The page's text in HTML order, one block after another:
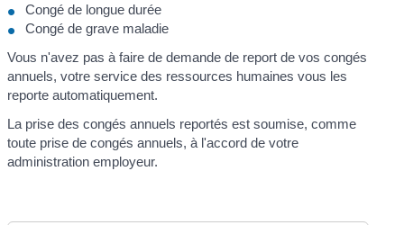
Congé de longue durée
Congé de grave maladie
Vous n'avez pas à faire de demande de report de vos congés
annuels, votre service des ressources humaines vous les
reporte automatiquement.
La prise des congés annuels reportés est soumise, comme
toute prise de congés annuels, à l'accord de votre
administration employeur.